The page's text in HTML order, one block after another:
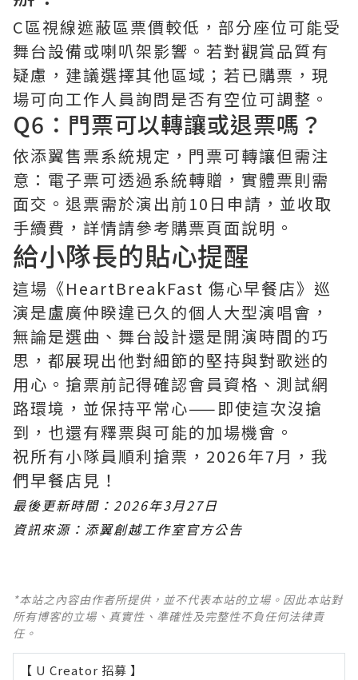
C區視線遮蔽區票價較低，部分座位可能受
舞台設備或喇叭架影響。若對觀賞品質有
疑慮，建議選擇其他區域；若已購票，現
場可向工作人員詢問是否有空位可調整。
Q6：門票可以轉讓或退票嗎？
依添翼售票系統規定，門票可轉讓但需注
意：電子票可透過系統轉贈，實體票則需
面交。退票需於演出前10日申請，並收取
手續費，詳情請參考購票頁面說明。
給小隊長的貼心提醒
這場《HeartBreakFast 傷心早餐店》巡
演是盧廣仲睽違已久的個人大型演唱會，
無論是選曲、舞台設計還是開演時間的巧
思，都展現出他對細節的堅持與對歌迷的
用心。搶票前記得確認會員資格、測試網
路環境，並保持平常心——即使這次沒搶
到，也還有釋票與可能的加場機會。
祝所有小隊員順利搶票，2026年7月，我
們早餐店見！
最後更新時間：2026年3月27日
資訊來源：添翼創越工作室官方公告
*本站之內容由作者所提供，並不代表本站的立場。因此本站對
所有博客的立場、真實性、準確性及完整性不負任何法律責
任。
【 U Creator 招募 】